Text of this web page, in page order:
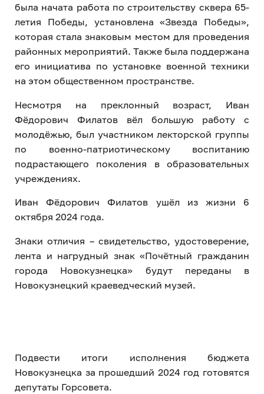
была начата работа по строительству сквера 65-
летия Победы, установлена «Звезда Победы»,
которая стала знаковым местом для проведения
районных мероприятий. Также была поддержана
его инициатива по установке военной техники
на этом общественном пространстве.
Несмотря на преклонный возраст, Иван
Фёдорович Филатов вёл большую работу с
молодёжью, был участником лекторской группы
по военно-патриотическому воспитанию
подрастающего поколения в образовательных
учреждениях.
Иван Фёдорович Филатов ушёл из жизни 6
октября 2024 года.
Знаки отличия – свидетельство, удостоверение,
лента и нагрудный знак «Почётный гражданин
города Новокузнецка» будут переданы в
Новокузнецкий краеведческий музей.
Подвести итоги исполнения бюджета
Новокузнецка за прошедший 2024 год готовятся
депутаты Горсовета.